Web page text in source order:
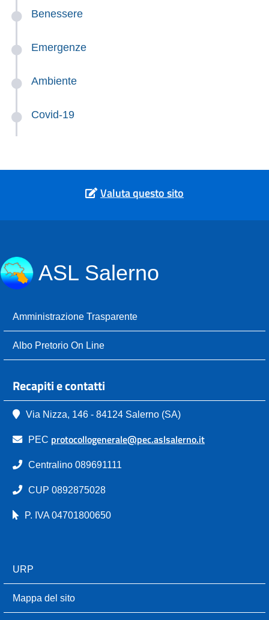
Benessere
Emergenze
Ambiente
Covid-19
Valuta questo sito
ASL Salerno
Amministrazione Trasparente
Albo Pretorio On Line
Recapiti e contatti
Via Nizza, 146 - 84124 Salerno (SA)
PEC protocollogenerale@pec.aslsalerno.it
Centralino 089691111
CUP 0892875028
P. IVA 04701800650
URP
Mappa del sito